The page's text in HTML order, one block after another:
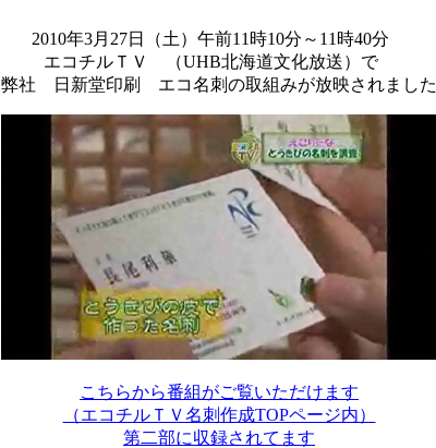
2010年3月27日（土）午前11時10分～11時40分
エコチルＴＶ （UHB北海道文化放送）で
弊社 日新堂印刷 エコ名刺の取組みが放映されました
こちらから番組がご覧いただけます
（エコチルＴＶ名刺作成TOPページ内）
第二部に収録されてます